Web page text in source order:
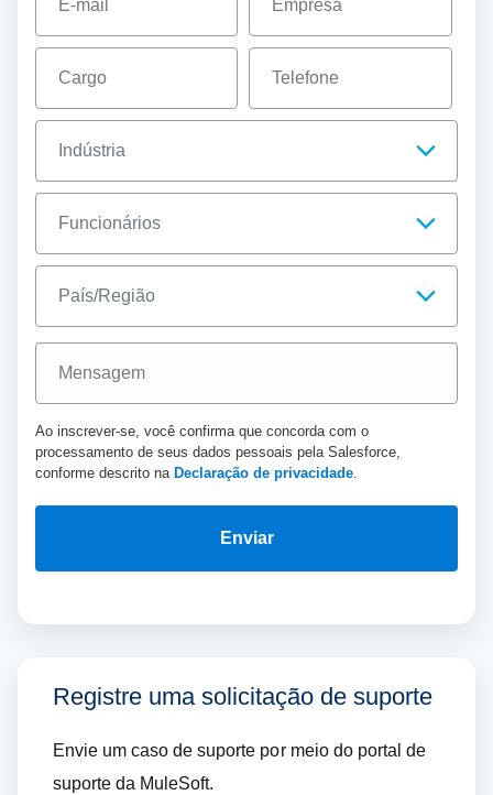
Ao inscrever-se, você confirma que concorda com o
processamento de seus dados pessoais pela Salesforce,
conforme descrito na Declaração de privacidade.
Enviar
Registre uma solicitação de suporte
Envie um caso de suporte por meio do portal de
suporte da MuleSoft.